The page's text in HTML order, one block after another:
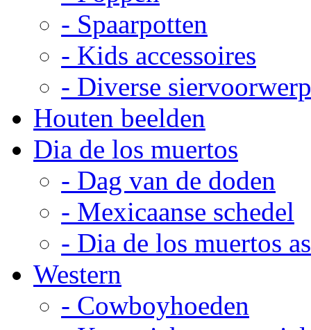
- Spaarpotten
- Kids accessoires
- Diverse
Houten beelden
Dia de los muertos
- Dag van de doden
- Mexicaanse schedel
- Dia de los muertos
Western
- Cowboyhoeden